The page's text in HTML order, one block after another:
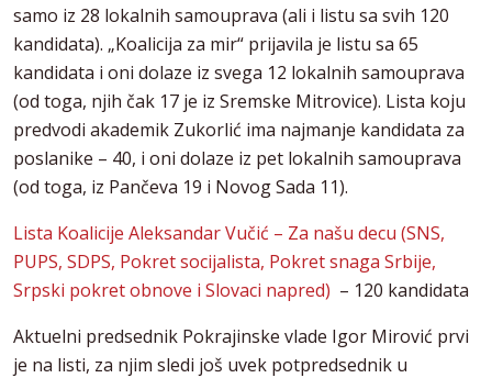
samo iz 28 lokalnih samouprava (ali i listu sa svih 120
kandidata). „Koalicija za mir“ prijavila je listu sa 65
kandidata i oni dolaze iz svega 12 lokalnih samouprava
(od toga, njih čak 17 je iz Sremske Mitrovice). Lista koju
predvodi akademik Zukorlić ima najmanje kandidata za
poslanike – 40, i oni dolaze iz pet lokalnih samouprava
(od toga, iz Pančeva 19 i Novog Sada 11).
Lista Koalicije Aleksandar Vučić – Za našu decu (SNS,
PUPS, SDPS, Pokret socijalista, Pokret snaga Srbije,
Srpski pokret obnove i Slovaci napred) – 120 kandidata
Aktuelni predsednik Pokrajinske vlade Igor Mirović prvi
je na listi, za njim sledi još uvek potpredsednik u